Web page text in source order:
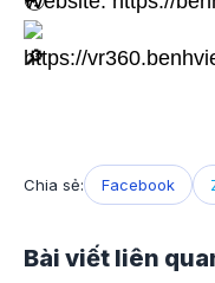
https://
Chia sẻ: Facebook
Bài viết liên